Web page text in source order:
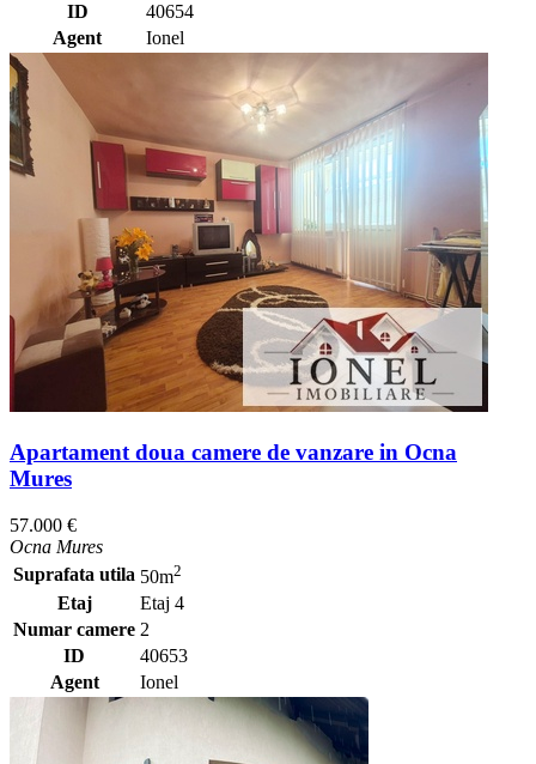
ID
40654
Agent
Ionel
Apartament doua camere de vanzare in Ocna
Mures
57.000 €
Ocna Mures
Suprafata utila 50m2
Etaj
Etaj 4
Numar camere 2
ID
40653
Agent
Ionel